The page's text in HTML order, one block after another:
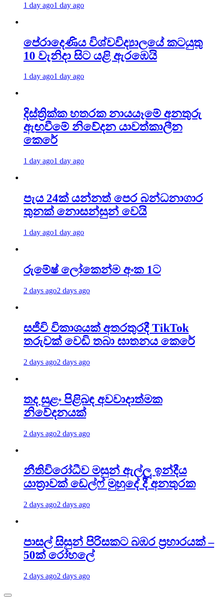
1 day ago1 day ago
පේරාදෙණිය විශ්වවිද්‍යාලයේ කටයුතු
10 වැනිදා සිට යළි ඇරඹෙයි
1 day ago1 day ago
දිස්ත්‍රික්ක හතරක නායයෑමේ අනතුරු
ඇඟවීමේ නිවේදන යාවත්කාලීන
කෙරේ
1 day ago1 day ago
පැය 24ක් යන්නත් පෙර බන්ධනාගාර
තුනක් නොසන්සුන් වෙයි
1 day ago1 day ago
රුමේෂ් ලෝකෙන්ම අංක 1ට
2 days ago2 days ago
සජීවි විකාශයක් අතරතුරදී TikTok
තරුවක් වෙඩි තබා ඝාතනය කෙරේ
2 days ago2 days ago
තද සුළං පිළිබඳ අවවාදාත්මක
නිවේදනයක්
2 days ago2 days ago
නීතිවිරෝධීව මසුන් ඇල්ලූ ඉන්දීය
යාත්‍රාවක් ඩෙල්ෆ් මුහුදේ දී අනතුරක
2 days ago2 days ago
පාසල් සිසුන් පිරිසකට බඹර ප්‍රහාරයක් –
50ක් රෝහලේ
2 days ago2 days ago